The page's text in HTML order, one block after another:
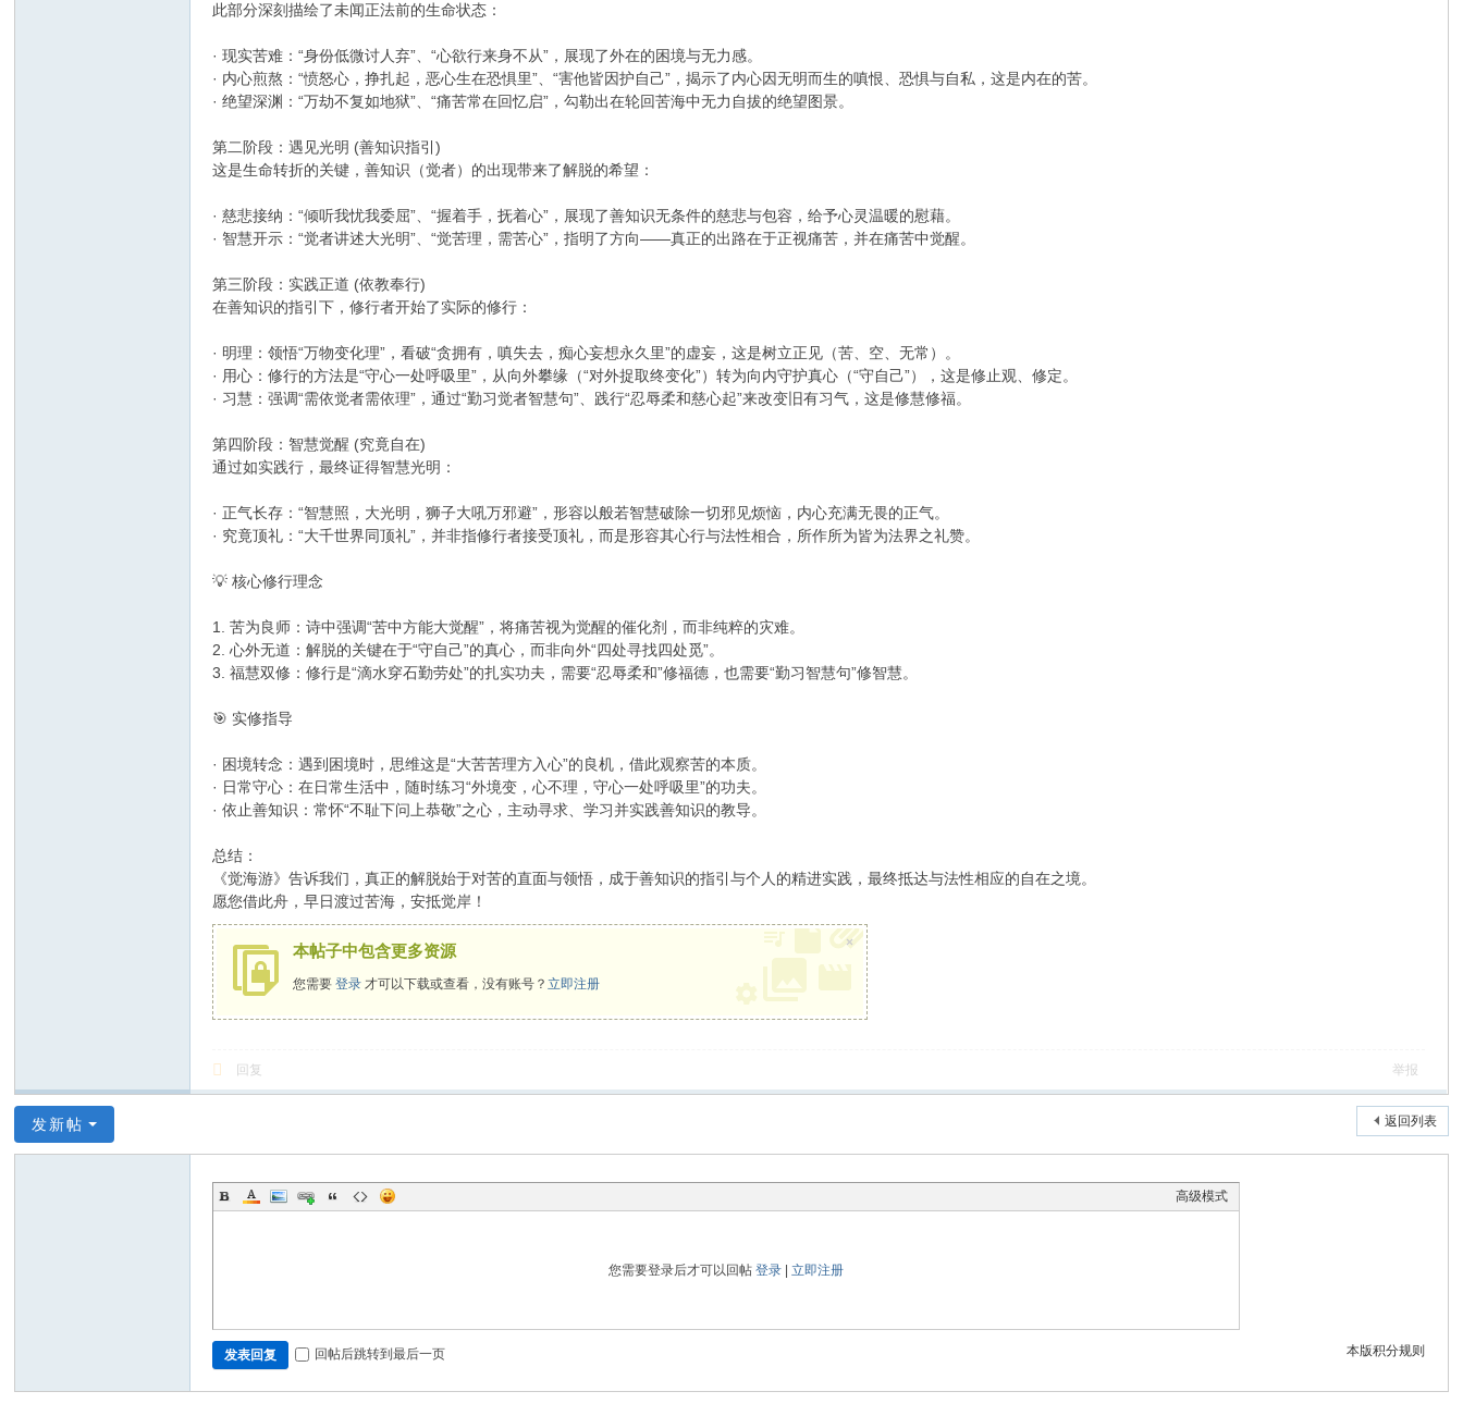
此部分深刻描绘了未闻正法前的生命状态：
· 现实苦难：“身份低微讨人弃”、“心欲行来身不从”，展现了外在的困境与无力感。
· 内心煎熬：“愤怒心，挣扎起，恶心生在恐惧里”、“害他皆因护自己”，揭示了内心因无明而生的嗔恨、恐惧与自私，这是内在的苦。
· 绝望深渊：“万劫不复如地狱”、“痛苦常在回忆启”，勾勒出在轮回苦海中无力自拔的绝望图景。
第二阶段：遇见光明 (善知识指引)
这是生命转折的关键，善知识（觉者）的出现带来了解脱的希望：
· 慈悲接纳：“倾听我忧我委屈”、“握着手，抚着心”，展现了善知识无条件的慈悲与包容，给予心灵温暖的慰藉。
· 智慧开示：“觉者讲述大光明”、“觉苦理，需苦心”，指明了方向——真正的出路在于正视痛苦，并在痛苦中觉醒。
第三阶段：实践正道 (依教奉行)
在善知识的指引下，修行者开始了实际的修行：
· 明理：领悟“万物变化理”，看破“贪拥有，嗔失去，痴心妄想永久里”的虚妄，这是树立正见（苦、空、无常）。
· 用心：修行的方法是“守心一处呼吸里”，从向外攀缘（“对外捉取终变化”）转为向内守护真心（“守自己”），这是修止观、修定。
· 习慧：强调“需依觉者需依理”，通过“勤习觉者智慧句”、践行“忍辱柔和慈心起”来改变旧有习气，这是修慧修福。
第四阶段：智慧觉醒 (究竟自在)
通过如实践行，最终证得智慧光明：
· 正气长存：“智慧照，大光明，狮子大吼万邪避”，形容以般若智慧破除一切邪见烦恼，内心充满无畏的正气。
· 究竟顶礼：“大千世界同顶礼”，并非指修行者接受顶礼，而是形容其心行与法性相合，所作所为皆为法界之礼赞。
💡 核心修行理念
1. 苦为良师：诗中强调“苦中方能大觉醒”，将痛苦视为觉醒的催化剂，而非纯粹的灾难。
2. 心外无道：解脱的关键在于“守自己”的真心，而非向外“四处寻找四处觅”。
3. 福慧双修：修行是“滴水穿石勤劳处”的扎实功夫，需要“忍辱柔和”修福德，也需要“勤习智慧句”修智慧。
🎯 实修指导
· 困境转念：遇到困境时，思维这是“大苦苦理方入心”的良机，借此观察苦的本质。
· 日常守心：在日常生活中，随时练习“外境变，心不理，守心一处呼吸里”的功夫。
· 依止善知识：常怀“不耻下问上恭敬”之心，主动寻求、学习并实践善知识的教导。
总结：
《觉海游》告诉我们，真正的解脱始于对苦的直面与领悟，成于善知识的指引与个人的精进实践，最终抵达与法性相应的自在之境。
愿您借此舟，早日渡过苦海，安抵觉岸！
本帖子中包含更多资源
您需要登录 才可以下载或查看，没有账号？立即注册
×
回复 举报
返回列表
发新帖
高级模式
您需要登录后才可以回帖登录 |立即注册
本版积分规则
发表回复 回帖后跳转到最后一页